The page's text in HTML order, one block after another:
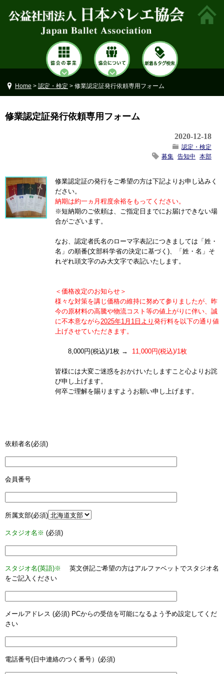
Home > 認定・検定 > 修業認定証発行依頼専用フォーム
修業認定証発行依頼専用フォーム
2020-12-18
認定・検定
募集 告知中 本部
修業認定証の発行をご希望の方は下記よりお申し込みく
ださい。
納期は約一ヵ月程度余裕をもってください。
※短納期のご依頼は、ご指定日までにお届けできない場
合がございます。
なお、認定者氏名のローマ字表記につきましては「姓・
名」の順番(文部科学省の決定に基づく)、「姓・名」そ
れぞれ頭文字のみ大文字で表記いたします。
＜価格改定のお知らせ＞
様々な対策を講じ価格の維持に努めて参りましたが、昨
今の原材料の高騰や物流コスト等の値上がりに伴い、誠
に不本意ながら 2025年1月1日より 発行料を以下の通り値
上げさせていただきます。
8,000円(税込)/1枚 → 11,000円(税込)/1枚
皆様には大変ご迷惑をおかけいたしますこと心よりお詫
び申し上げます。
何卒ご理解を賜りますようお願い申し上げます。
依頼者名(必須)
会員番号
所属支部(必須)
スタジオ名※ (必須)
スタジオ名(英語)※
英文併記ご希望の方はアルファベットでスタジオ名
をご記入ください
メールアドレス (必須) PCからの受信を可能になるよう予め設定してくだ
さい
電話番号(日中連絡のつく番号）(必須)